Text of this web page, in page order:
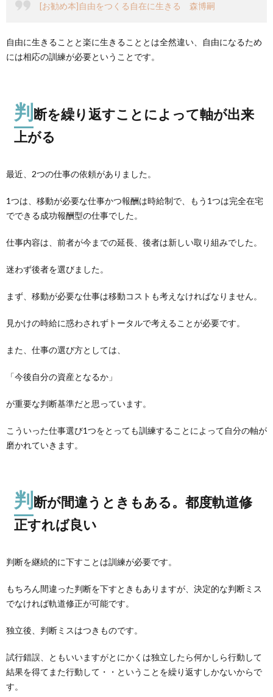
[お勧め本]自由をつくる自在に生きる 森博嗣
自由に生きることと楽に生きることとは全然違い、自由になるため
には相応の訓練が必要ということです。
判断を繰り返すことによって軸が出来
上がる
最近、2つの仕事の依頼がありました。
1つは、移動が必要な仕事かつ報酬は時給制で、もう1つは完全在宅
でできる成功報酬型の仕事でした。
仕事内容は、前者が今までの延長、後者は新しい取り組みでした。
迷わず後者を選びました。
まず、移動が必要な仕事は移動コストも考えなければなりません。
見かけの時給に惑わされずトータルで考えることが必要です。
また、仕事の選び方としては、
「今後自分の資産となるか」
が重要な判断基準だと思っています。
こういった仕事選び1つをとっても訓練することによって自分の軸が
磨かれていきます。
判断が間違うときもある。都度軌道修
正すれば良い
判断を継続的に下すことは訓練が必要です。
もちろん間違った判断を下すときもありますが、決定的な判断ミス
でなければ軌道修正が可能です。
独立後、判断ミスはつきものです。
試行錯誤、ともいいますがとにかくは独立したら何かしら行動して
結果を得てまた行動して・・ということを繰り返すしかないからで
す。